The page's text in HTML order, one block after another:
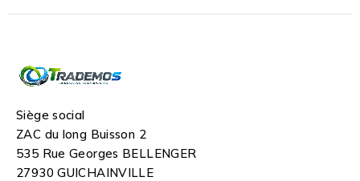
Siège social
ZAC du long Buisson 2
535 Rue Georges BELLENGER
27930 GUICHAINVILLE